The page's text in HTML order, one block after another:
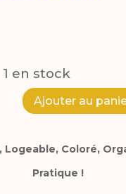
1 en stock
quantité
Ajouter au
Logeable, Coloré,
Pratique !